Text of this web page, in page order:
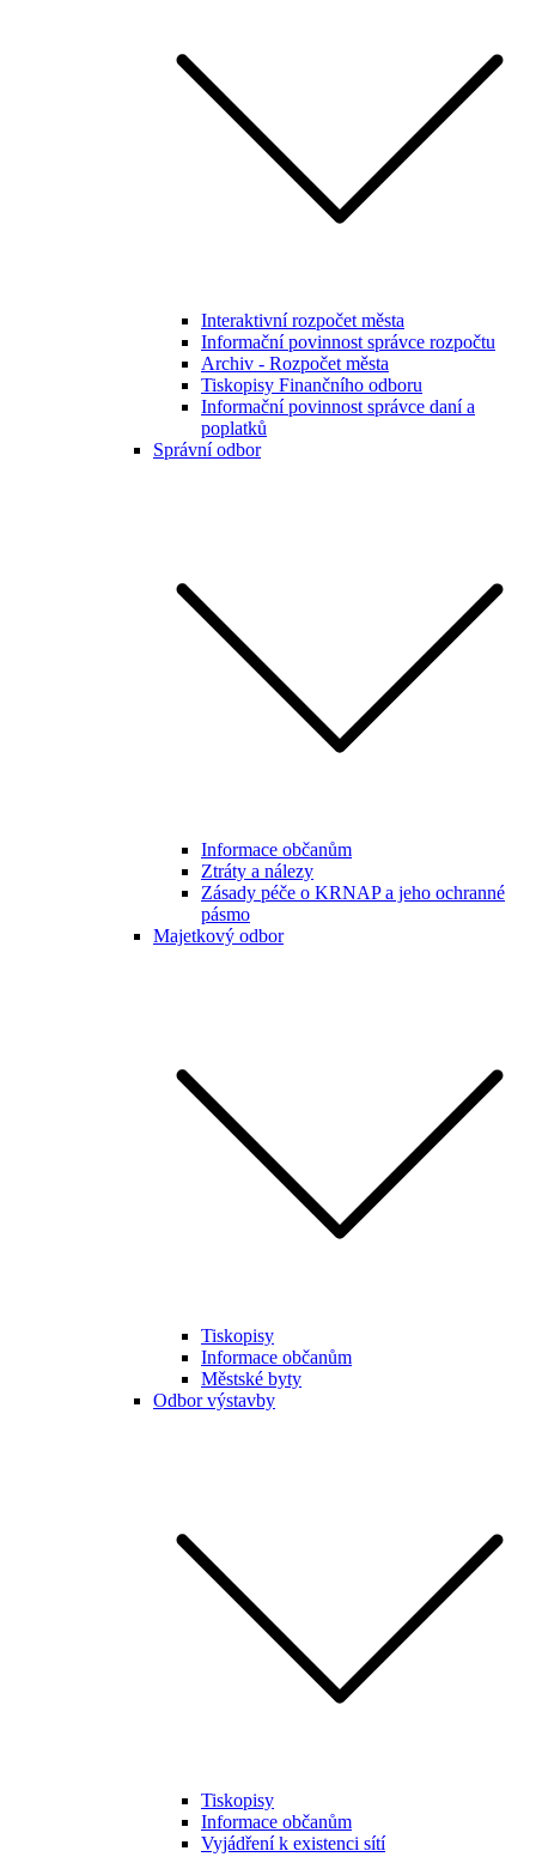
Interaktivní rozpočet města
Informační povinnost správce rozpočtu
Archiv - Rozpočet města
Tiskopisy Finančního odboru
Informační povinnost správce daní a
poplatků
Správní odbor
Informace občanům
Ztráty a nálezy
Zásady péče o KRNAP a jeho ochranné
pásmo
Majetkový odbor
Tiskopisy
Informace občanům
Městské byty
Odbor výstavby
Tiskopisy
Informace občanům
Vyjádření k existenci sítí